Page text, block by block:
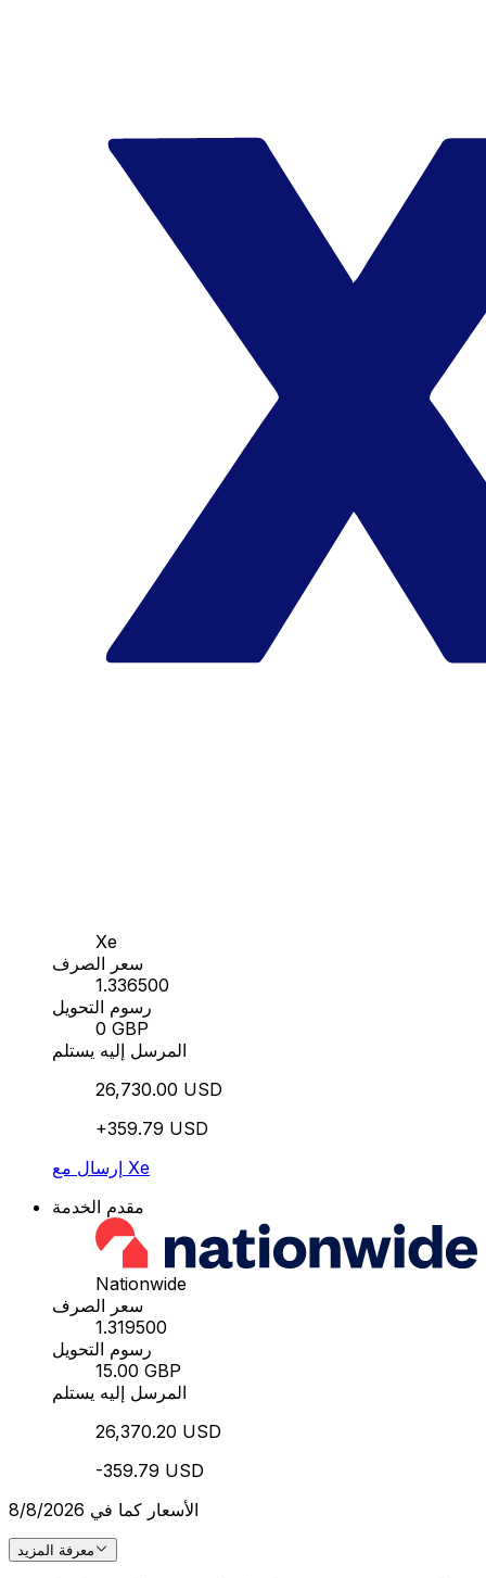
Xe
سعر الصرف
1.336500
رسوم التحويل
0 GBP
المرسل إليه يستلم
26,730.00 USD
+359.79 USD
إرسال مع Xe
مقدم الخدمة
Nationwide
سعر الصرف
1.319500
رسوم التحويل
15.00 GBP
المرسل إليه يستلم
26,370.20 USD
-359.79 USD
الأسعار كما في 8/8/2026
معرفة المزيد